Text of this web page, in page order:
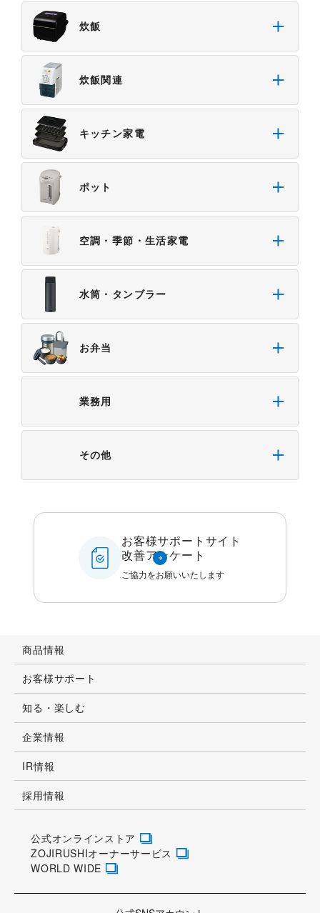
炊飯
炊飯関連
キッチン家電
ポット
空調・季節・生活家電
水筒・タンブラー
お弁当
業務用
その他
お客様サポートサイト
改善アンケート
ご協力をお願いいたします
商品情報
お客様サポート
知る・楽しむ
企業情報
IR情報
採用情報
公式オンラインストア
ZOJIRUSHIオーナーサービス
WORLD WIDE